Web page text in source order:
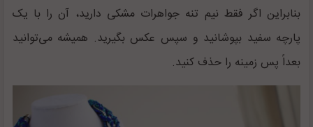
بنابراین اگر فقط نیم تنه جواهرات مشکی دارید، آن را با یک
پارچه سفید بپوشانید و سپس عکس بگیرید. همیشه می‌توانید
بعداً پس زمینه را حذف کنید.